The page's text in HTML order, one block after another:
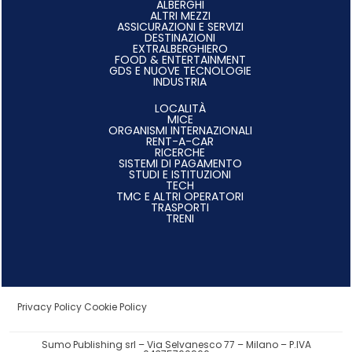
ALBERGHI
ALTRI MEZZI
ASSICURAZIONI E SERVIZI
DESTINAZIONI
EXTRALBERGHIERO
FOOD & ENTERTAINMENT
GDS E NUOVE TECNOLOGIE
INDUSTRIA
LOCALITÀ
MICE
ORGANISMI INTERNAZIONALI
RENT-A-CAR
RICERCHE
SISTEMI DI PAGAMENTO
STUDI E ISTITUZIONI
TECH
TMC E ALTRI OPERATORI
TRASPORTI
TRENI
Privacy Policy Cookie Policy
Sumo Publishing srl – Via Selvanesco 77 – Milano – P.IVA